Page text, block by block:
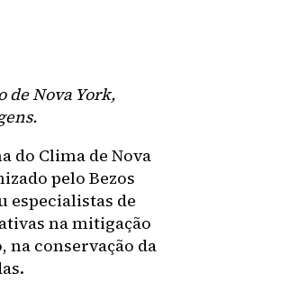
de Nova York,
do Clima de Nova
pelo Bezos
especialistas de
na mitigação
conservação da